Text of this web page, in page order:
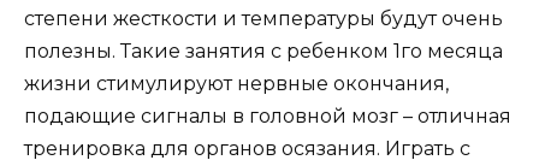
степени жесткости и температуры будут очень
полезны. Такие занятия с ребенком 1го месяца
жизни стимулируют нервные окончания,
подающие сигналы в головной мозг – отличная
тренировка для органов осязания. Играть с